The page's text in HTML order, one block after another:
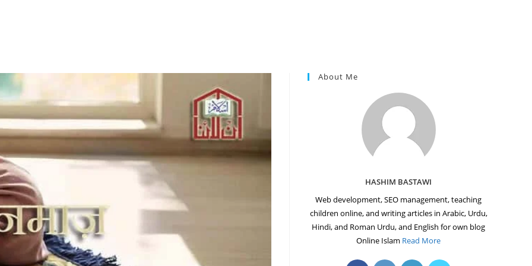
About Me
HASHIM BASTAWI
Web development, SEO management, teaching
children online, and writing articles in Arabic, Urdu,
Hindi, and Roman Urdu, and English for own blog
Online Islam Read More